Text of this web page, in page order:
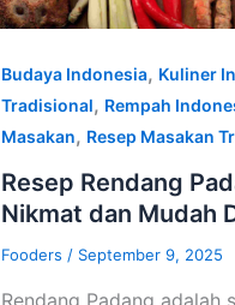
Budaya Indonesia, Kuliner
Tradisional, Rempah
Masakan, Resep Masakan
Resep Rendang
Nikmat dan Mudah
Fooders / September 9, 2025
Rendang Padang adalah